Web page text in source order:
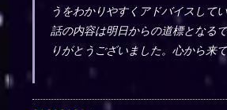
うをわかりやすくアドバイスして
話の内容は明日からの道標となる
りがとうございました。心から来